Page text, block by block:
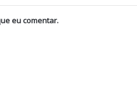
eu comentar.